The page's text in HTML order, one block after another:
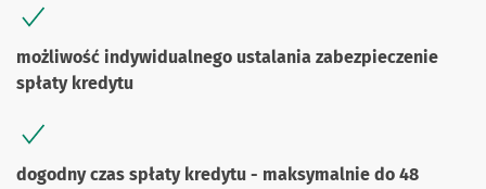
możliwość indywidualnego ustalania zabezpieczenie
spłaty kredytu
dogodny czas spłaty kredytu - maksymalnie do 48